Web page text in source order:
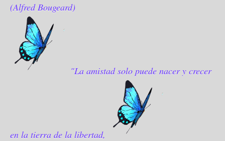
(Alfred Bougeard)
"La amistad solo puede nacer y crecer
en la tierra de la libertad,